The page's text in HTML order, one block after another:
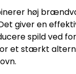
høj
giver en
spild ved
et stærkt